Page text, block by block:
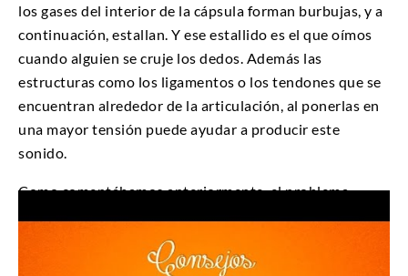
los gases del interior de la cápsula forman burbujas, y a
continuación, estallan. Y ese estallido es el que oímos
cuando alguien se cruje los dedos. Además las
estructuras como los ligamentos o los tendones que se
encuentran alrededor de la articulación, al ponerlas en
una mayor tensión puede ayudar a producir este
sonido.
Como comentábamos anteriormente, el problema
durante un largo periodo de tiempo. Esto es debido a
que, a medida que se va repitiendo, las estructuras de la